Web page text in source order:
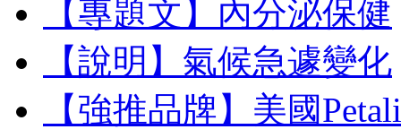
【專題文】內分泌保健
【說明】氣候急遽變化
【強推品牌】美國